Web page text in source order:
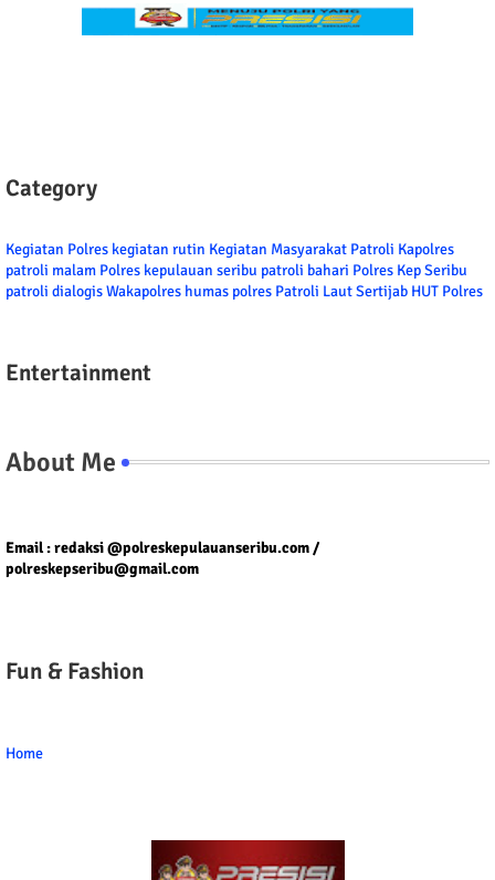
Category
Kegiatan Polres kegiatan rutin Kegiatan Masyarakat Patroli Kapolres
patroli malam Polres kepulauan seribu patroli bahari Polres Kep Seribu
patroli dialogisWakapolres humas polres Patroli LautSertijab HUT Polres
Entertainment
About Me
Email : redaksi @polreskepulauanseribu.com /
polreskepseribu@gmail.com
Fun & Fashion
Home